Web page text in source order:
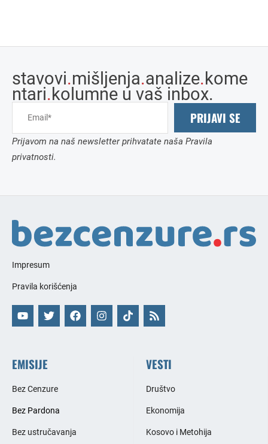
stavovi.mišljenja.analize.kome
ntari.kolumne u vaš inbox.
PRIJAVI SE
Prijavom na naš newsletter prihvatate naša Pravila
privatnosti.
Impresum
Pravila korišćenja
EMISIJE
Bez Cenzure
Bez Pardona
Bez ustručavanja
VESTI
Društvo
Ekonomija
Kosovo i Metohija